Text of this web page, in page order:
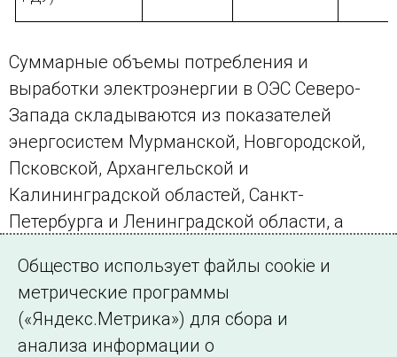
Суммарные объемы потребления и
выработки электроэнергии в ОЭС Северо-
Запада складываются из показателей
энергосистем Мурманской, Новгородской,
Псковской, Архангельской и
Калининградской областей, Санкт-
Петербурга и Ленинградской области, а
Республики Коми.
← Все публикации
Общество использует файлы cookie и
метрические программы
(«Яндекс.Метрика») для сбора и
анализа информации о